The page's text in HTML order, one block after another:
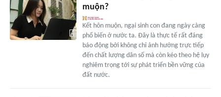
muộn?
Kết hôn muộn, ngại sinh con đang ngày càng
phổ biến ở nước ta. Đây là thực tế rất đáng
báo động bởi không chỉ ảnh hưởng trực tiếp
đến chất lượng dân số mà còn kéo theo hệ lụy
nghiêm trọng tới sự phát triển bền vững của
đất nước.